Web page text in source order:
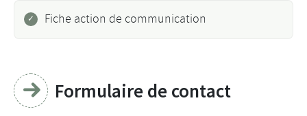
Fiche action de communication
Formulaire de contact